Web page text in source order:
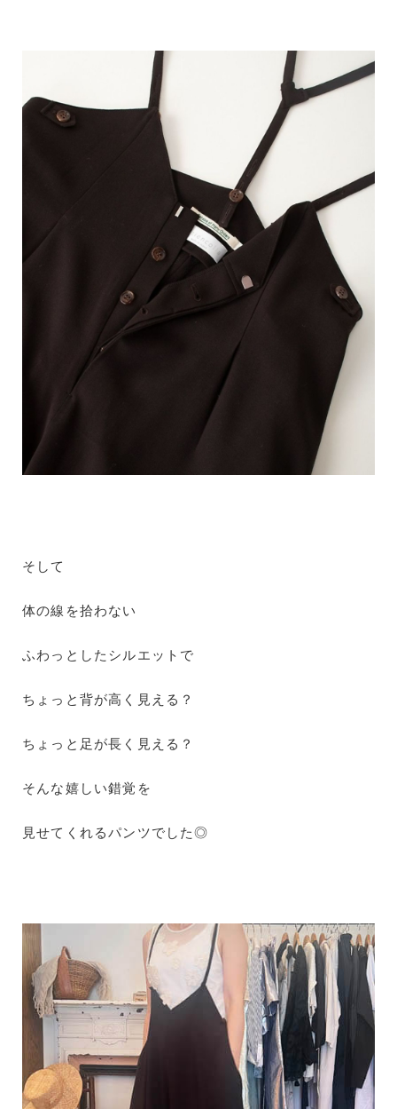
そして
体の線を拾わない
ふわっとしたシルエットで
ちょっと背が高く見える？
ちょっと足が長く見える？
そんな嬉しい錯覚を
見せてくれるパンツでした◎